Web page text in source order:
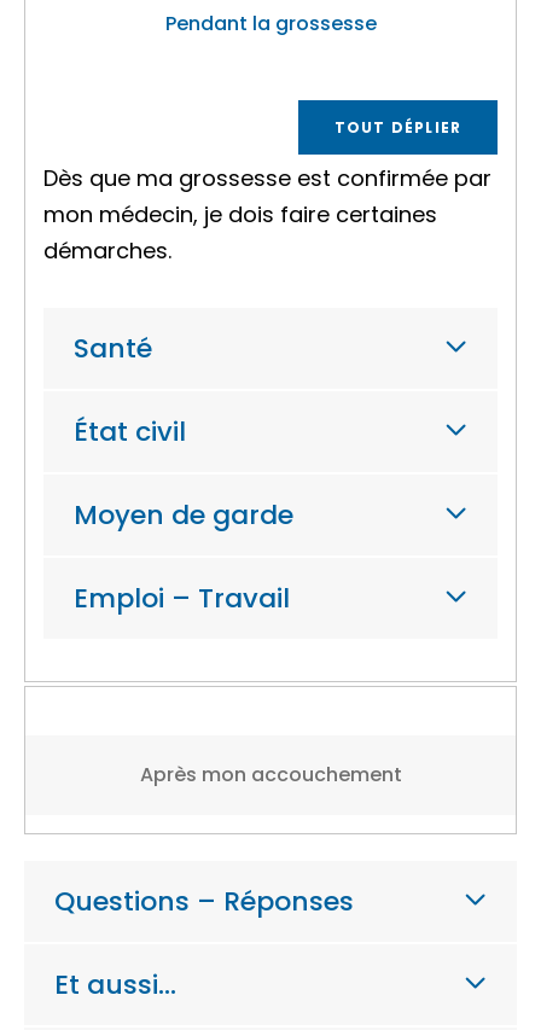
Pendant la grossesse
TOUT DÉPLIER
Dès que ma grossesse est confirmée par
mon médecin, je dois faire certaines
démarches.
Santé
État civil
Moyen de garde
Emploi – Travail
Après mon accouchement
Questions – Réponses
Et aussi…